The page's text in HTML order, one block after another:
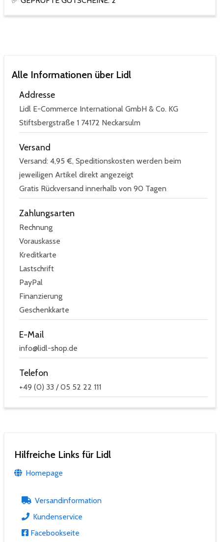
Alle Informationen über Lidl
Addresse
Lidl E-Commerce International GmbH & Co. KG
Stiftsbergstraße 1 74172 Neckarsulm
Versand
Versand: 4,95 €, Speditionskosten werden beim
jeweiligen Artikel direkt angezeigt
Gratis Rückversand innerhalb von 90 Tagen
Zahlungsarten
Rechnung
Vorauskasse
Kreditkarte
Lastschrift
PayPal
Finanzierung
Geschenkkarte
E-Mail
info@lidl-shop.de
Telefon
+49 (0) 33 / 05 52 22 111
Hilfreiche Links für Lidl
Homepage
Versandinformation
Kundenservice
Facebookseite